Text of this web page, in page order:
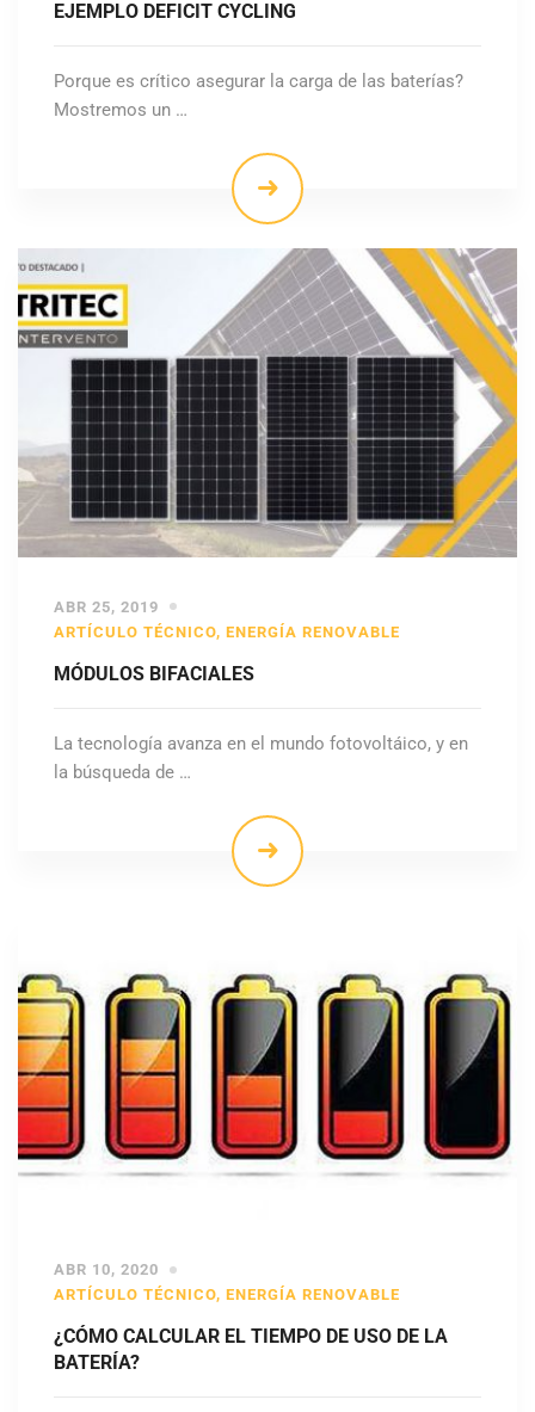
EJEMPLO DEFICIT CYCLING
Porque es crítico asegurar la carga de las baterías?
Mostremos un …
ABR 25, 2019
ARTÍCULO TÉCNICO, ENERGÍA RENOVABLE
MÓDULOS BIFACIALES
La tecnología avanza en el mundo fotovoltáico, y en
la búsqueda de …
ABR 10, 2020
ARTÍCULO TÉCNICO, ENERGÍA RENOVABLE
¿CÓMO CALCULAR EL TIEMPO DE USO DE LA
BATERÍA?